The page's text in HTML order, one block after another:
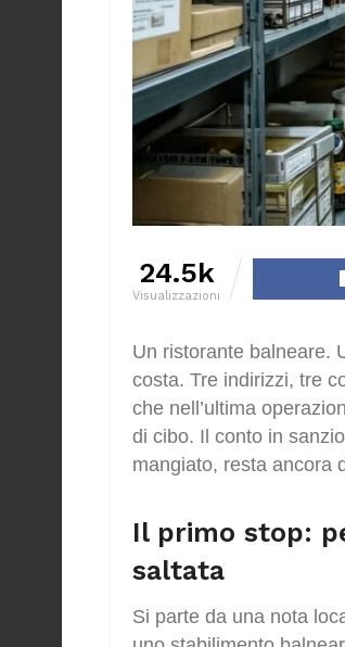
24.5k
Visualizzazioni
Un ristorante balneare.
costa. Tre indirizzi, tre
che nell’ultima
di cibo. Il conto in
mangiato, resta ancora
Il primo stop:
saltata
Si parte da una nota